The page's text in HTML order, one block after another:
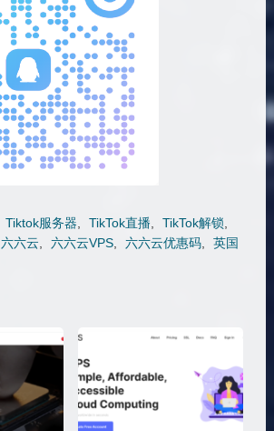
Tiktok服务器 TikTok直播, TikTok解锁
六六云 六六云VPS, 六六云优惠码,
英国